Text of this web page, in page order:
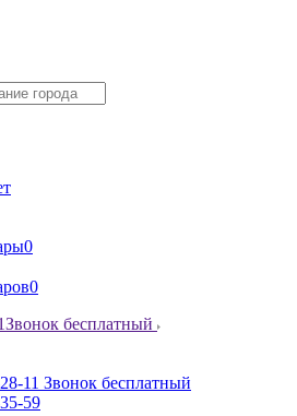
0
0
Звонок бесплатный
11 Звонок бесплатный
59